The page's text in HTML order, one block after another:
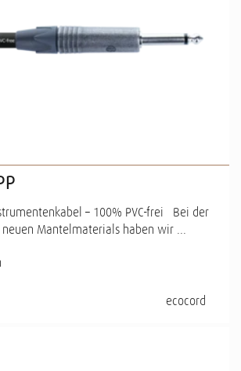
– 100% PVC-frei Bei der
Mantelmaterials haben wir ...
ecocord